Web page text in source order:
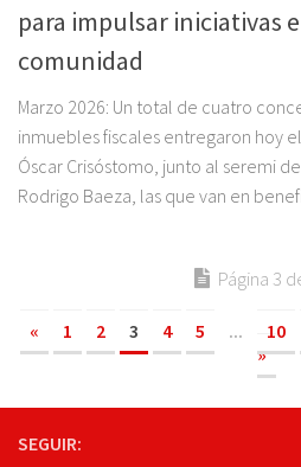
para impulsar iniciativas
comunidad
Marzo 2026: Un total de cuatro
inmuebles fiscales entregaron hoy
Óscar Crisóstomo, junto al seremi
Rodrigo Baeza, las que van en
Página 3
« 1 2 3 4 5 ... 10
»
SEGUIR: